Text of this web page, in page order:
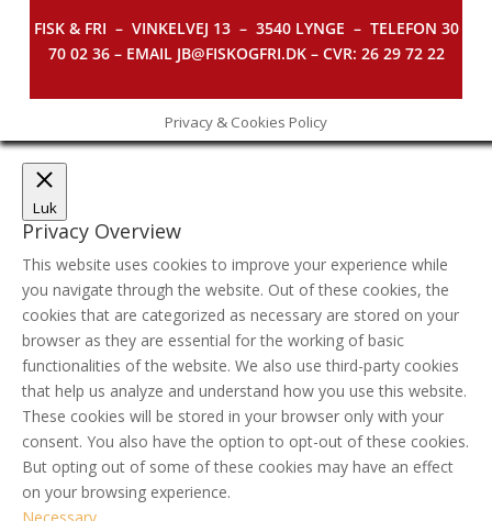
FISK & FRI – VINKELVEJ 13 – 3540 LYNGE – TELEFON 30
70 02 36 – EMAIL JB@FISKOGFRI.DK – CVR: 26 29 72 22
Privacy & Cookies Policy
Luk
Privacy Overview
This website uses cookies to improve your experience while
you navigate through the website. Out of these cookies, the
cookies that are categorized as necessary are stored on your
browser as they are essential for the working of basic
functionalities of the website. We also use third-party cookies
that help us analyze and understand how you use this website.
These cookies will be stored in your browser only with your
consent. You also have the option to opt-out of these cookies.
But opting out of some of these cookies may have an effect
on your browsing experience.
Necessary